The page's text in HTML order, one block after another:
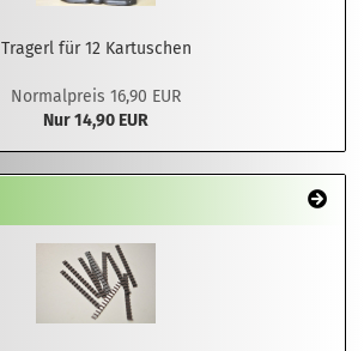
Tragerl für 12 Kartuschen
Normalpreis 16,90 EUR
Nur 14,90 EUR